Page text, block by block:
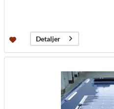
Detaljer